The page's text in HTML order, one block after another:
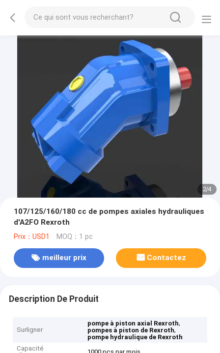
2/4
107/125/160/180 cc de pompes axiales hydrauliques
d'A2FO Rexroth
Prix：USD1 MOQ：1 pc
meilleur prix Contactez
Description De Produit
Surligner
pompe à piston axial Rexroth,
pompes à piston de Rexroth,
pompe hydraulique de Rexroth
Capacité